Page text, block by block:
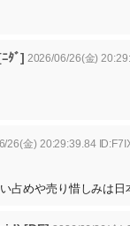
ﾀﾞ] 2026/06/26(金)
26(金) 20:29:39.84
占めや売り惜しみは日